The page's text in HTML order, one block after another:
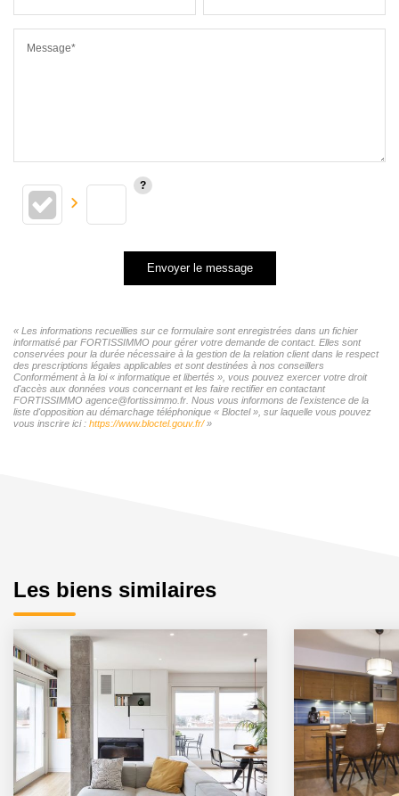
Message*
Envoyer le message
« Les informations recueillies sur ce formulaire sont enregistrées dans un fichier
informatisé par FORTISSIMMO pour gérer votre demande de contact. Elles sont
conservées pour la durée nécessaire à la gestion de la relation client dans le respect
des prescriptions légales applicables et sont destinées à nos conseillers
Conformément à la loi « informatique et libertés », vous pouvez exercer votre droit
d'accès aux données vous concernant et les faire rectifier en contactant
FORTISSIMMO agence@fortissimmo.fr. Nous vous informons de l'existence de la
liste d'opposition au démarchage téléphonique « Bloctel », sur laquelle vous pouvez
vous inscrire ici : https://www.bloctel.gouv.fr/»
Les biens similaires